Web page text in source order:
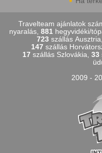
Travelteam ajánlatok
nyaralás, 881 hegyvidéki/
723 szállás Ausztria,
147 szállás
17 szállás Szlovákia, 33
2009 -